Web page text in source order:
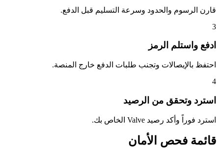
قارن الرسوم والحدود وسرعة التسليم قبل الدفع.
3
ادفع واستلم الرمز
احتفظ بالإيصالات وتجنب طلبات الدفع خارج المنصة.
4
استرد وتحقق من الرصيد
استرد فوراً وأكد رصيد Valve الخاص بك.
قائمة فحص الأمان